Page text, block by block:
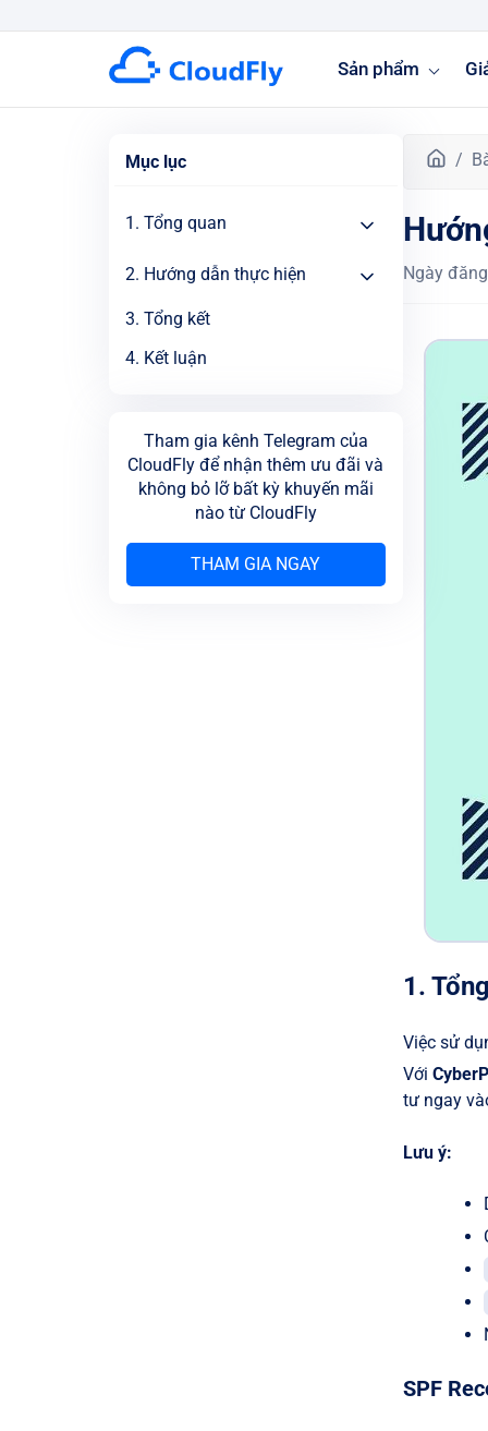
Sản phẩm
Mục lục
1. Tổng quan
2. Hướng dẫn thực hiện
3. Tổng kết
4. Kết luận
Tham gia kênh Telegram của
CloudFly để nhận thêm ưu đãi và
không bỏ lỡ bất kỳ khuyến mãi
nào từ CloudFly
THAM GIA NGAY
T
n
c
Ngày đăng
1.
Việc sử
Với
tư ngay
Lưu ý:
SPF